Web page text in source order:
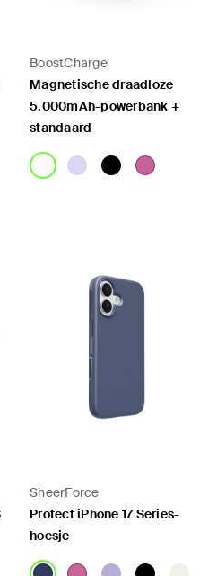
BoostCharge
Magnetische draadloze
5.000mAh-powerbank +
standaard
SheerForce
Protect iPhone 17 Series-
hoesje